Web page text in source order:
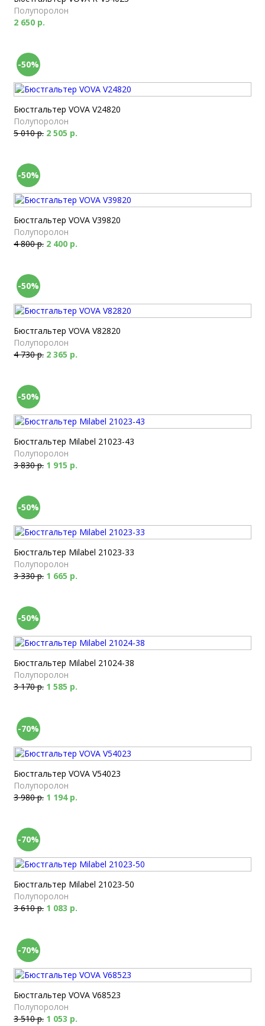
Полупоролон
2 650 р.
-50%
Бюстгальтер VOVA V24820
Полупоролон
5 010 р. 2 505 р.
-50%
Бюстгальтер VOVA V39820
Полупоролон
4 800 р. 2 400 р.
-50%
Бюстгальтер VOVA V82820
Полупоролон
4 730 р. 2 365 р.
-50%
Бюстгальтер Milabel 21023-43
Полупоролон
3 830 р. 1 915 р.
-50%
Бюстгальтер Milabel 21023-33
Полупоролон
3 330 р. 1 665 р.
-50%
Бюстгальтер Milabel 21024-38
Полупоролон
3 170 р. 1 585 р.
-70%
Бюстгальтер VOVA V54023
Полупоролон
3 980 р. 1 194 р.
-70%
Бюстгальтер Milabel 21023-50
Полупоролон
3 610 р. 1 083 р.
-70%
Бюстгальтер VOVA V68523
Полупоролон
3 510 р. 1 053 р.